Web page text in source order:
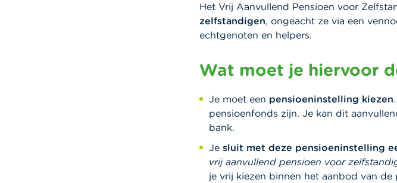
Het Vrij Aanvullend Pensioen voor
zelfstandigen, ongeacht ze via een
echtgenoten en helpers.
Wat moet je hiervoor
Je moet een pensioeninstelling kiezen
pensioenfonds zijn. Je kan dit
bank.
Je sluit met deze pensioeninstelling
vrij aanvullend pensioen voor
je vrij kiezen binnen het aanbod van de